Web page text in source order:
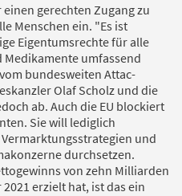
gerechten Zugang zu
Menschen ein. "Es ist
Eigentumsrechte für alle
umfassend
bundesweiten Attac-
Olaf Scholz und die
ab. Auch die EU blockiert
Sie will lediglich
und
durchsetzen.
von zehn Milliarden
erzielt hat, ist das ein